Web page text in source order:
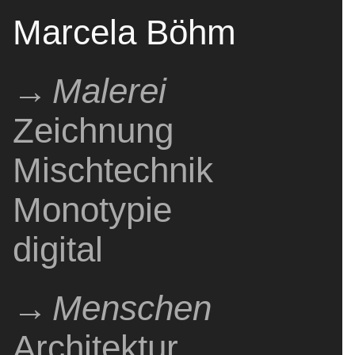
Marcela Böhm
Malerei
Pintura
Painting
Zeichnung
Dibujo
Drawing
Mischtechnik
Técnica mixta
Mixed media
Monotypie
Monotipo
monotype
digital
digital
digital
Menschen